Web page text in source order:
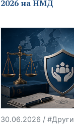
2026 на НМД
30.06.2026 / #Други